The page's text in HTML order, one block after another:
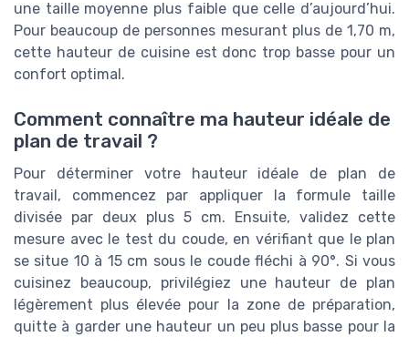
une taille moyenne plus faible que celle d’aujourd’hui.
Pour beaucoup de personnes mesurant plus de 1,70 m,
cette hauteur de cuisine est donc trop basse pour un
confort optimal.
Comment connaître ma hauteur idéale de
plan de travail ?
Pour déterminer votre hauteur idéale de plan de
travail, commencez par appliquer la formule taille
divisée par deux plus 5 cm. Ensuite, validez cette
mesure avec le test du coude, en vérifiant que le plan
se situe 10 à 15 cm sous le coude fléchi à 90°. Si vous
cuisinez beaucoup, privilégiez une hauteur de plan
légèrement plus élevée pour la zone de préparation,
quitte à garder une hauteur un peu plus basse pour la